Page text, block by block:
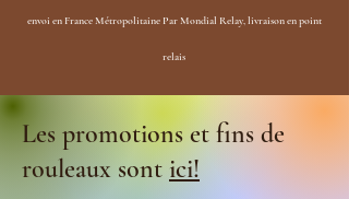
envoi en France Métropolitaine Par Mondial Relay, livraison en point
relais
Les promotions et fins de
rouleaux sontici!